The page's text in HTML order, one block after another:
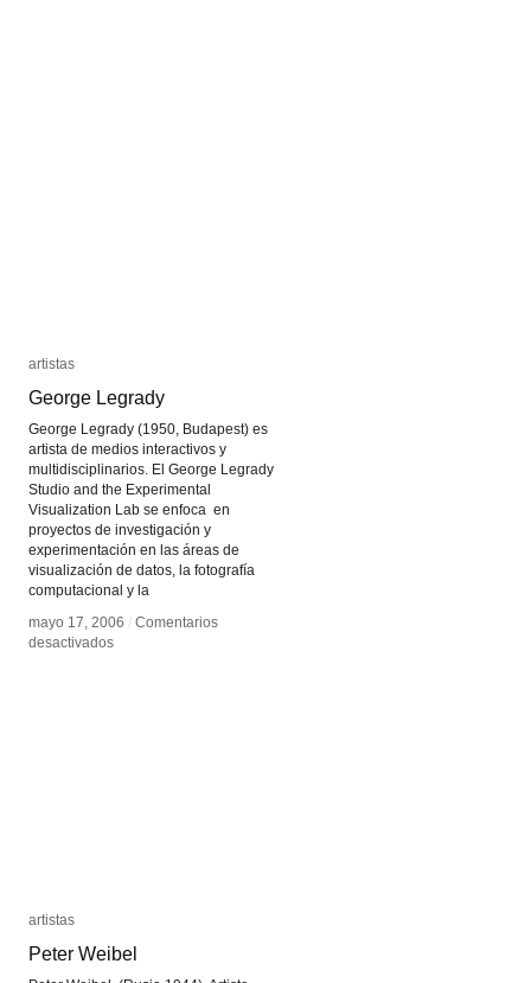
artistas
George Legrady
George Legrady (1950, Budapest) es
artista de medios interactivos y
multidisciplinarios. El George Legrady
Studio and the Experimental
Visualization Lab se enfoca en
proyectos de investigación y
experimentación en las áreas de
visualización de datos, la fotografía
computacional y la
mayo 17, 2006 / Comentarios
desactivadosen
artistas
George Legrady
mayo 17, 2006 / Comentarios
desactivadosen
artistas
Peter Weibel
artistas
Peter Weibel